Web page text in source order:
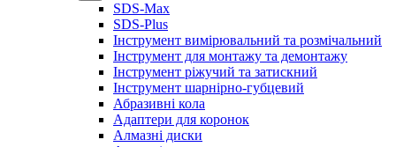
SDS-Max
SDS-Plus
Інструмент вимірювальний та розмічальний
Інструмент для монтажу та демонтажу
Інструмент ріжучий та затискний
Інструмент шарнірно-губцевий
Абразивні кола
Адаптери для коронок
Алмазні диски